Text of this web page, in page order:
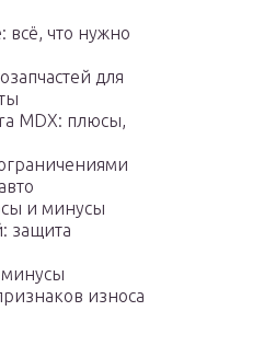
всё, что нужно
для
MDX: плюсы,
и минусы
защита
износа